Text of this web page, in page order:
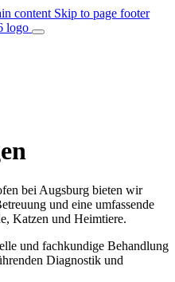
content Skip to page footer
bei Augsburg bieten wir
und eine umfassende
Katzen und Heimtiere.
und fachkundige Behandlung
Diagnostik und